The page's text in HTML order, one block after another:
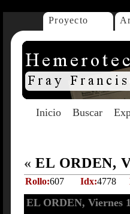
Proyecto
Inicio Buscar
« EL ORDEN,
Rollo:607 Idx:4778
EL ORDEN, Viernes